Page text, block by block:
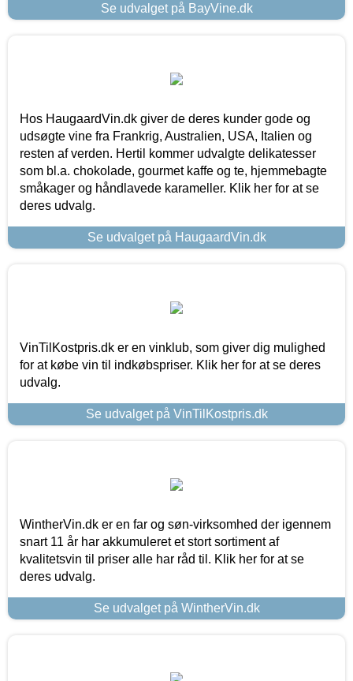
Se udvalget på BayVine.dk
Hos HaugaardVin.dk giver de deres kunder gode og
udsøgte vine fra Frankrig, Australien, USA, Italien og
resten af verden. Hertil kommer udvalgte delikatesser
som bl.a. chokolade, gourmet kaffe og te, hjemmebagte
småkager og håndlavede karameller. Klik her for at se
deres udvalg.
Se udvalget på HaugaardVin.dk
VinTilKostpris.dk er en vinklub, som giver dig mulighed
for at købe vin til indkøbspriser. Klik her for at se deres
udvalg.
Se udvalget på VinTilKostpris.dk
WintherVin.dk er en far og søn-virksomhed der igennem
snart 11 år har akkumuleret et stort sortiment af
kvalitetsvin til priser alle har råd til. Klik her for at se
deres udvalg.
Se udvalget på WintherVin.dk